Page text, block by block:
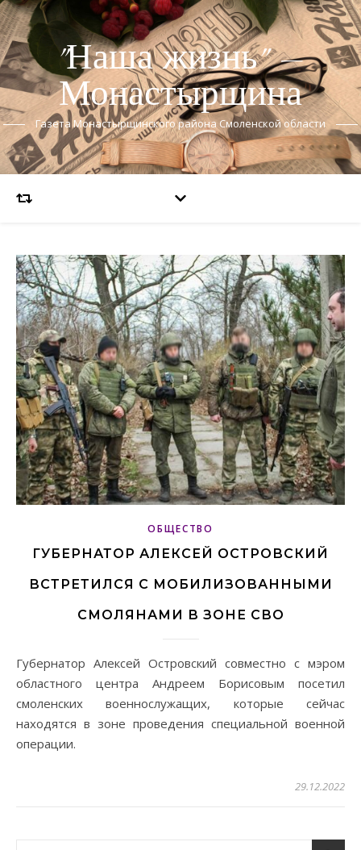
"Наша жизнь" —
Монастырщина
Газета Монастырщинского района Смоленской области
ОБЩЕСТВО
ГУБЕРНАТОР АЛЕКСЕЙ ОСТРОВСКИЙ
ВСТРЕТИЛСЯ С МОБИЛИЗОВАННЫМИ
СМОЛЯНАМИ В ЗОНЕ СВО
Губернатор Алексей Островский совместно с мэром
областного центра Андреем Борисовым посетил
смоленских военнослужащих, которые сейчас
находятся в зоне проведения специальной военной
операции.
29.12.2022